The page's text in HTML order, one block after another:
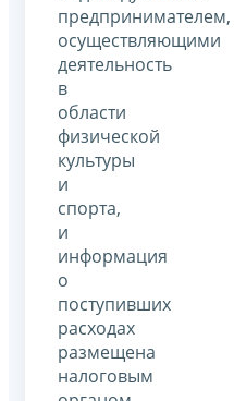
предпринимателем,
осуществляющими
деятельность
в
области
физической
культуры
и
спорта,
и
информация
о
поступивших
расходах
размещена
налоговым